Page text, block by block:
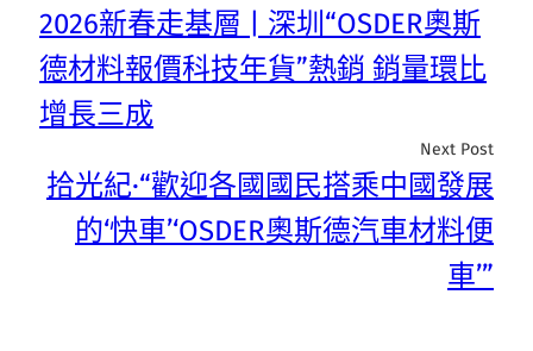
2026新春走基層 | 深圳“OSDER奧斯
德材料報價科技年貨”熱銷 銷量環比
增長三成
Next Post
拾光紀·“歡迎各國國民搭乘中國發展
的‘快車’‘OSDER奧斯德汽車材料便
車’”